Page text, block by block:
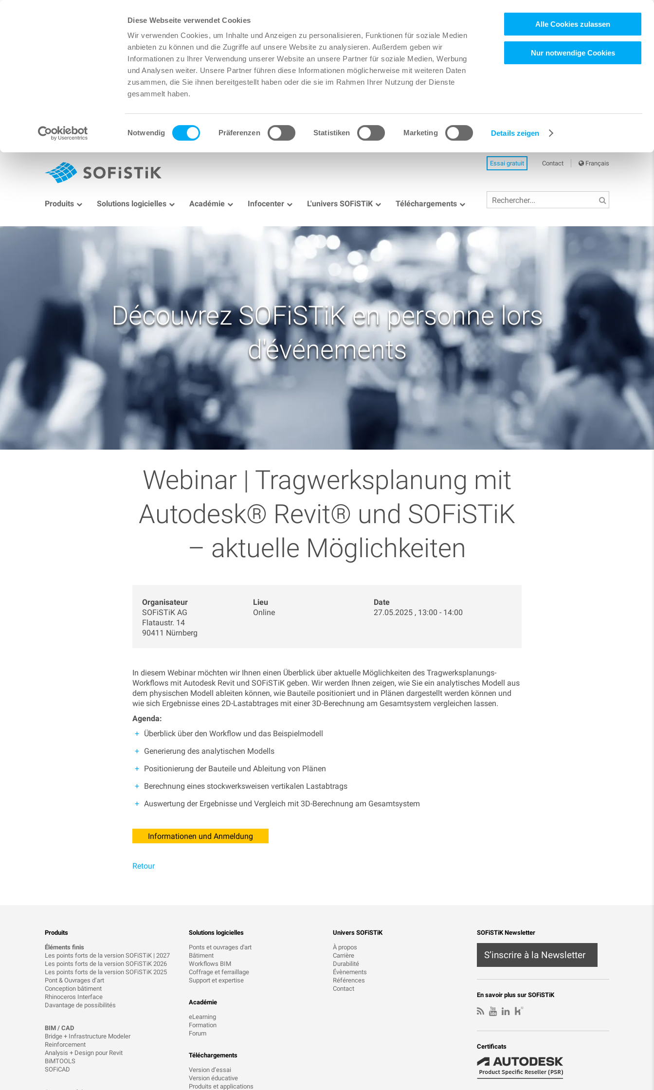
Diese Webseite verwendet Cookies
Wir verwenden Cookies, um Inhalte und Anzeigen zu personalisieren, Funktionen für soziale Medien
anbieten zu können und die Zugriffe auf unsere Website zu analysieren. Außerdem geben wir
Informationen zu Ihrer Verwendung unserer Website an unsere Partner für soziale Medien, Werbung
und Analysen weiter. Unsere Partner führen diese Informationen möglicherweise mit weiteren Daten
zusammen, die Sie ihnen bereitgestellt haben oder die sie im Rahmen Ihrer Nutzung der Dienste
gesammelt haben.
Einwilligungsauswahl
Notwendig Präferenzen Statistiken Marketing Details zeigen
Alle Cookies zulassen
Nur notwendige Cookies
Essai gratuit Contact Français
Produits Solutions logicielles Académie Infocenter L'univers SOFiSTiK Téléchargements
Découvrez SOFiSTiK en personne lors
d'événements
Webinar | Tragwerksplanung mit
Autodesk® Revit® und SOFiSTiK
– aktuelle Möglichkeiten
Organisateur
SOFiSTiK AG
Flataustr. 14
90411 Nürnberg
Lieu
Online
Date
27.05.2025 , 13:00 - 14:00
In diesem Webinar möchten wir Ihnen einen Überblick über aktuelle Möglichkeiten des Tragwerksplanungs-
Workflows mit Autodesk Revit und SOFiSTiK geben. Wir werden Ihnen zeigen, wie Sie ein analytisches Modell aus
dem physischen Modell ableiten können, wie Bauteile positioniert und in Plänen dargestellt werden können und
wie sich Ergebnisse eines 2D-Lastabtrages mit einer 3D-Berechnung am Gesamtsystem vergleichen lassen.
Agenda:
Überblick über den Workflow und das Beispielmodell
Generierung des analytischen Modells
Positionierung der Bauteile und Ableitung von Plänen
Berechnung eines stockwerksweisen vertikalen Lastabtrags
Auswertung der Ergebnisse und Vergleich mit 3D-Berechnung am Gesamtsystem
Informationen und Anmeldung
Retour
Produits
Éléments finis
Les points forts de la version SOFiSTiK | 2027
Les points forts de la version SOFiSTiK 2026
Les points forts de la version SOFiSTiK 2025
Pont & Ouvrages d’art
Conception bâtiment
Rhinoceros Interface
Davantage de possibilités
BIM / CAD
Bridge + Infrastructure Modeler
Reinforcement
Analysis + Design pour Revit
BiMTOOLS
SOFiCAD
Solutions logicielles
Ponts et ouvrages d'art
Bâtiment
Workflows BIM
Coffrage et ferraillage
Support et expertise
Académie
eLearning
Formation
Forum
Téléchargements
Version d’essai
Version éducative
Produits et applications
Univers SOFiSTiK
À propos
Carrière
Durabilité
Évènements
Références
Contact
SOFiSTiK Newsletter
S’inscrire à la Newsletter
En savoir plus sur SOFiSTiK
Certificats